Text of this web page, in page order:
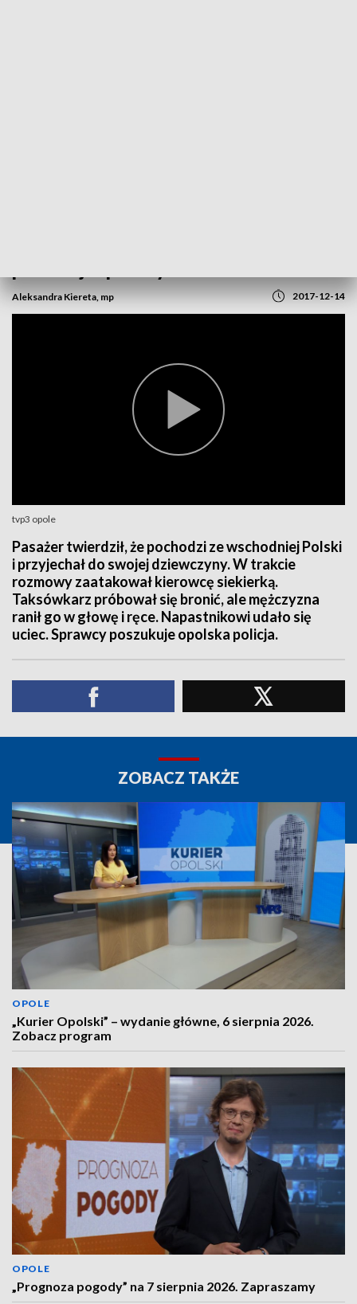
Aleksandra Kiereta, mp 2017-12-14
tvp3 opole
Pasażer twierdził, że pochodzi ze wschodniej Polski
i przyjechał do swojej dziewczyny. W trakcie
rozmowy zaatakował kierowcę siekierką.
Taksówkarz próbował się bronić, ale mężczyzna
ranił go w głowę i ręce. Napastnikowi udało się
uciec. Sprawcy poszukuje opolska policja.
ZOBACZ TAKŻE
OPOLE
„Kurier Opolski” – wydanie główne, 6 sierpnia 2026.
Zobacz program
OPOLE
„Prognoza pogody” na 7 sierpnia 2026. Zapraszamy